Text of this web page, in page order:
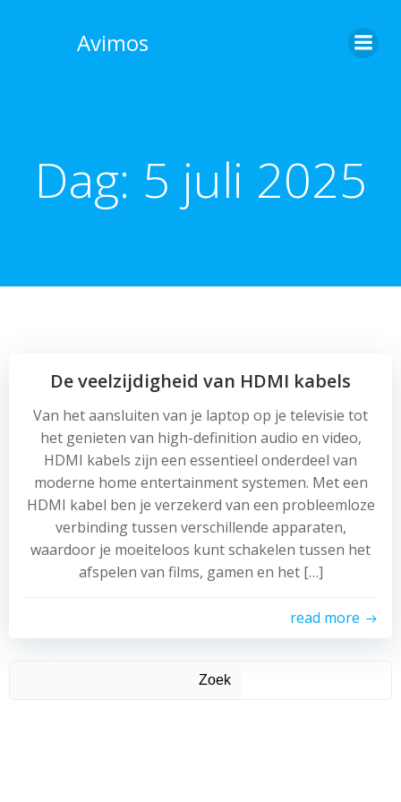
Avimos
Dag: 5 juli 2025
De veelzijdigheid van HDMI kabels
Van het aansluiten van je laptop op je televisie tot
het genieten van high-definition audio en video,
HDMI kabels zijn een essentieel onderdeel van
moderne home entertainment systemen. Met een
HDMI kabel ben je verzekerd van een probleemloze
verbinding tussen verschillende apparaten,
waardoor je moeiteloos kunt schakelen tussen het
afspelen van films, gamen en het […]
read more
Zoek